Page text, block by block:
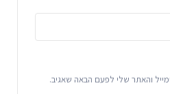
והאתר שלי לפעם הבאה שאגיב.